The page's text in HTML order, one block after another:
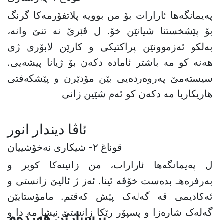
پەیمانگەها ئارارات بۆ من بوویە پلاتفۆرمەکا گرنگ
بۆ پێشخستنا شیانێن خۆ. ل ڤێرێ نە تنێ وانە،
بەلکو ئەزموونێن پراکتیکی و کارێن لابۆری ژی
هەنە کو مە باشتر ئامادە دکەن بۆ ژیانا پیشەیی.
سیستەمێ پەروەردەیی یێن مۆدێرن و پێشکەفتی
هاریکاریا مە دکەن کو ئەم شێین زانی
ئاڤا ديندار انور
قوناغ ٢- شیکارى نەخۆشییان
ل پەیمانگەها ئارارات، من زانینەکا کویر و
بەرفرەهـ بدەست خۆڤە ئینا. ئەز ژ ئالیێ زانستی و
ئەکادیمی ڤە گەلەک پێش کەڤتم. مامۆستایێن
گەلەک شارەزا و پسپۆر رێکا زانستێ نیشا مە دا و